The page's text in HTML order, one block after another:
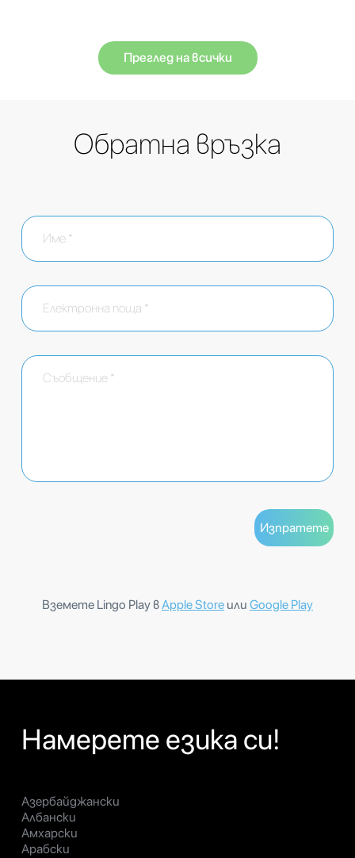
Преглед на всички
Обратна връзка
Вземете Lingo Play вApple Store или Google Play
Намерете езика си!
Азербайджански
Албански
Амхарски
Арабски